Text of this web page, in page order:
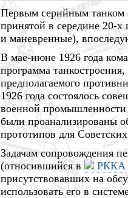
Первым серийным танком
принятой в середине 20-х
и маневренные),
В мае-июне 1926 года
программа
предполагаемого
1926 года состоялось
военной
были проанализированы
прототипов для
Задачам сопровождения
(относившийся в
РККА
присутствовавших на
использовать его в